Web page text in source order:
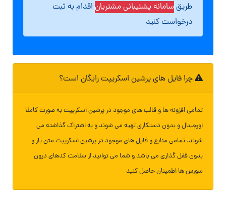
طریقسامانه پشتیبانی مشتریان اقدام به ثبت
درخواست کنید
چرا فایل های پرشین اسکریپت رایگان است؟
تمامی افزونه ها و قالب های موجود در پرشین اسکریپت به صورت کاملا
اورجینال و بدون دستکاری تهیه می شوند و به اشتراک گذاشته می
شوند. تمامی منابع و فایل های موجود در پرشین اسکریپت متن باز و
بدون قفل گذاری می باشد و شما می توانید از سلامت کدهای درون
سورس ها اطمینان حاصل کنید